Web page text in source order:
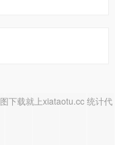
下载就上xiataotu.cc 统计代